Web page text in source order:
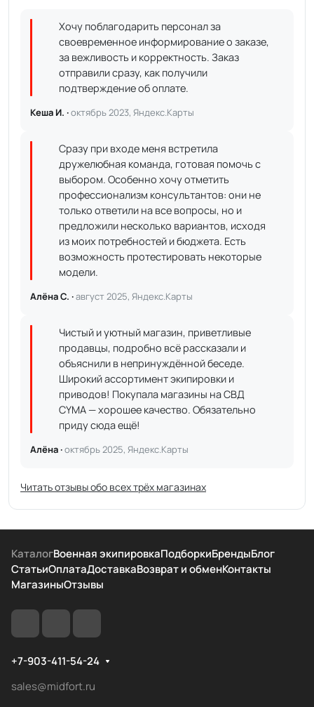
Хочу поблагодарить персонал за
своевременное информирование о заказе,
за вежливость и корректность. Заказ
отправили сразу, как получили
подтверждение об оплате.
Кеша И. ·октябрь 2023, Яндекс.Карты
Сразу при входе меня встретила
дружелюбная команда, готовая помочь с
выбором. Особенно хочу отметить
профессионализм консультантов: они не
только ответили на все вопросы, но и
предложили несколько вариантов, исходя
из моих потребностей и бюджета. Есть
возможность протестировать некоторые
модели.
Алёна С. ·август 2025, Яндекс.Карты
Чистый и уютный магазин, приветливые
продавцы, подробно всё рассказали и
объяснили в непринуждённой беседе.
Широкий ассортимент экипировки и
приводов! Покупала магазины на СВД
CYMA — хорошее качество. Обязательно
приду сюда ещё!
Алёна ·октябрь 2025, Яндекс.Карты
Читать отзывы обо всех трёх магазинах
КаталогВоенная экипировкаПодборкиБрендыБлог
СтатьиОплатаДоставкаВозврат и обменКонтакты
МагазиныОтзывы
+7-903-411-54-24
sales@midfort.ru